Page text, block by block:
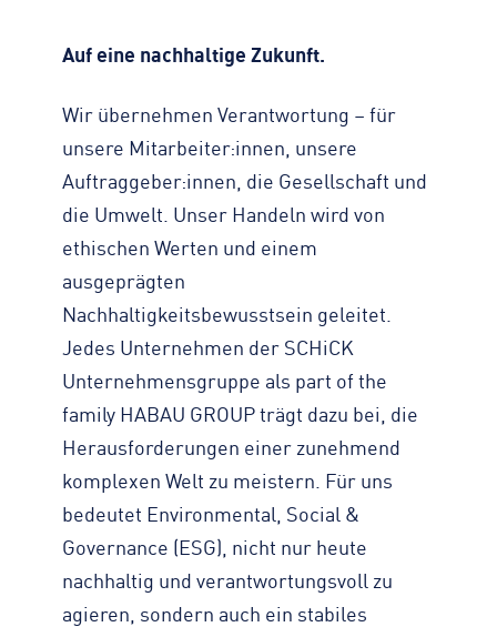
Turmdrehkran
Standorte
Engagement
Zertifizierungen & Partner
Nachhaltigkeit
Impressum
Barrierefreiheit
Transparenz
Hinweisgeber
Downloads
Kontaktformular
Auf eine nachhaltige Zukunft.
Wir übernehmen Verantwortung – für
unsere Mitarbeiter:innen, unsere
Auftraggeber:innen, die Gesellschaft und
die Umwelt. Unser Handeln wird von
ethischen Werten und einem
ausgeprägten
Nachhaltigkeitsbewusstsein geleitet.
Jedes Unternehmen der SCHiCK
Unternehmensgruppe als part of the
family HABAU GROUP trägt dazu bei, die
Herausforderungen einer zunehmend
komplexen Welt zu meistern. Für uns
bedeutet Environmental, Social &
Governance (ESG), nicht nur heute
nachhaltig und verantwortungsvoll zu
agieren, sondern auch ein stabiles